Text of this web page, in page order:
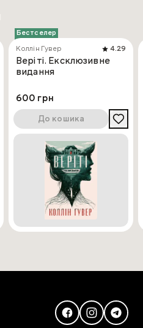
Бестселер
Коллін Гувер
4.29
Веріті. Ексклюзивне
видання
600 грн
До кошика